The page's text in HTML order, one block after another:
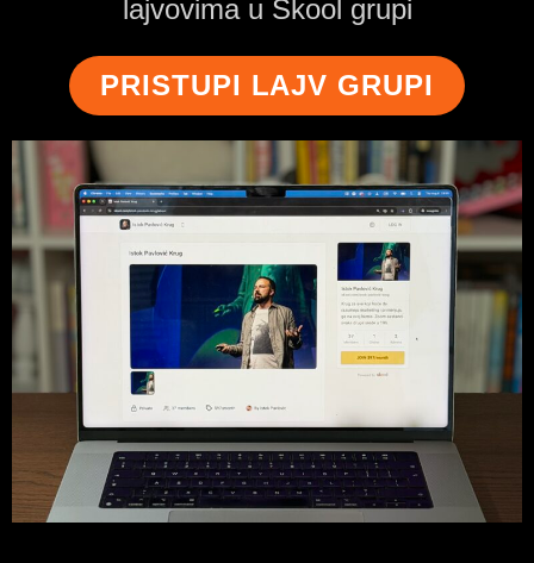
lajvovima u Skool grupi
PRISTUPI LAJV GRUPI